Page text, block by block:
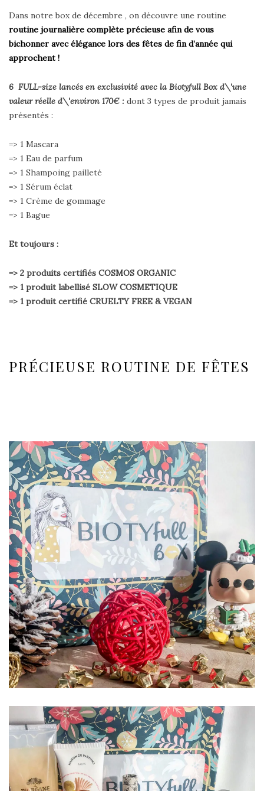
Dans notre box de décembre , on découvre une routine
routine journalière complète précieuse afin de vous
bichonner avec élégance lors des fêtes de fin d’année qui
approchent !
6 FULL-size lancés en exclusivité avec la Biotyfull Box d\'une
valeur réelle d\'environ 170€ : dont 3 types de produit jamais
présentés :
=> 1 Mascara
=> 1 Eau de parfum
=> 1 Shampoing pailleté
=> 1 Sérum éclat
=> 1 Crème de gommage
=> 1 Bague
Et toujours :
=> 2 produits certifiés COSMOS ORGANIC
=> 1 produit labellisé SLOW COSMETIQUE
=> 1 produit certifié CRUELTY FREE & VEGAN
PRÉCIEUSE ROUTINE DE FÊTES